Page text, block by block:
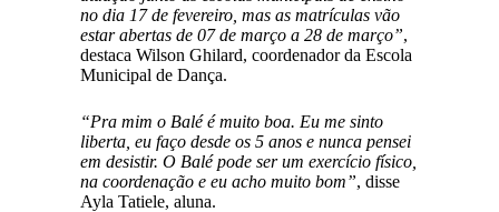
no dia 17 de fevereiro, mas as matrículas vão
estar abertas de 07 de março a 28 de março”,
destaca Wilson Ghilard, coordenador da Escola
Municipal de Dança.
“Pra mim o Balé é muito boa. Eu me sinto
liberta, eu faço desde os 5 anos e nunca pensei
em desistir. O Balé pode ser um exercício físico,
na coordenação e eu acho muito bom”, disse
Ayla Tatiele, aluna.